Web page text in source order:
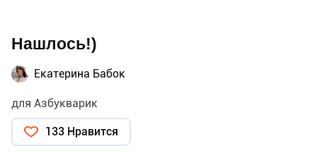
Нашлось!)
Екатерина Бабок
для Азбукварик
133 Нравится